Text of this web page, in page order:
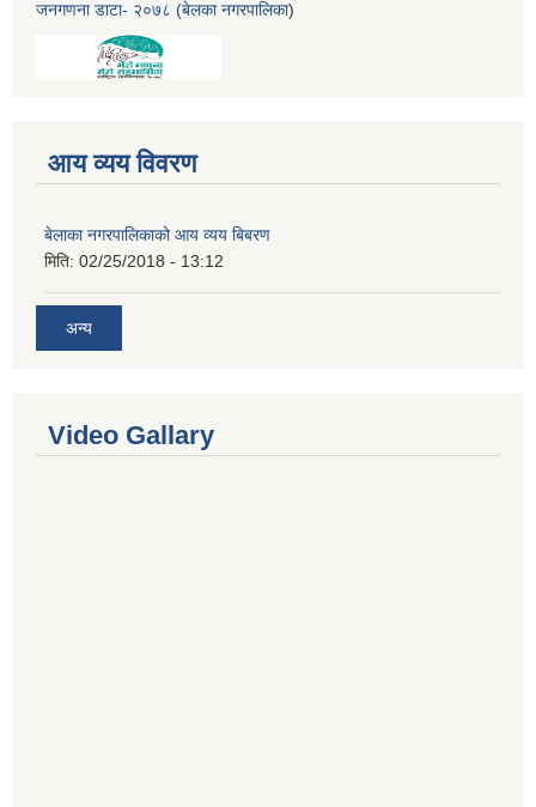
जनगणना डाटा- २०७८ (बेलका नगरपालिका)
आय व्यय विवरण
बेलाका नगरपालिकाको आय व्यय बिबरण
मिति: 02/25/2018 - 13:12
अन्य
Video Gallary